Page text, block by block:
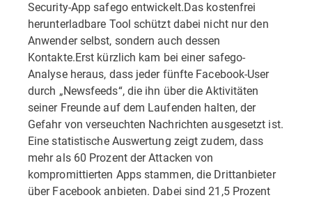
Security-App safego entwickelt.Das kostenfrei
herunterladbare Tool schützt dabei nicht nur den
Anwender selbst, sondern auch dessen
Kontakte.Erst kürzlich kam bei einer safego-
Analyse heraus, dass jeder fünfte Facebook-User
durch „Newsfeeds“, die ihn über die Aktivitäten
seiner Freunde auf dem Laufenden halten, der
Gefahr von verseuchten Nachrichten ausgesetzt ist.
Eine statistische Auswertung zeigt zudem, dass
mehr als 60 Prozent der Attacken von
kompromittierten Apps stammen, die Drittanbieter
über Facebook anbieten. Dabei sind 21,5 Prozent